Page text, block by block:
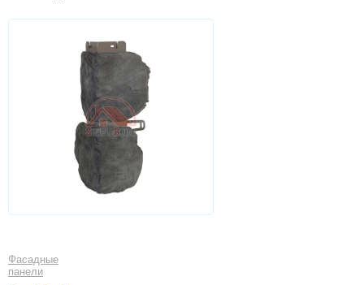
Фасадные
панели